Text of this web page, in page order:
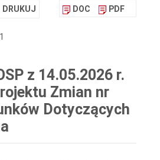
DRUKUJ DOC PDF
z 14.05.2026 r.
Zmian nr
Dotyczących